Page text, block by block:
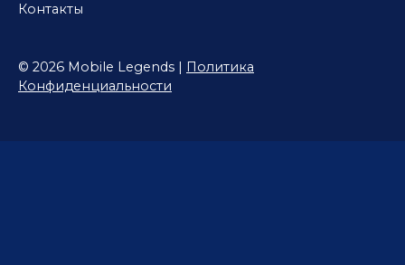
Контакты
© 2026 Mobile Legends | Политика
Конфиденциальности